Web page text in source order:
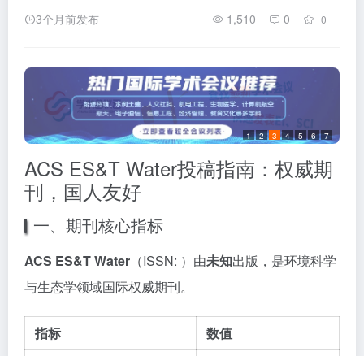
3个月前发布 1,510 0 0
1 2 3 4 5 6 7
ACS ES&T Water投稿指南：权威期
刊，国人友好
一、期刊核心指标
ACS ES&T Water （ISSN: ）由未知出版，是环境科学
与生态学领域国际权威期刊。
指标
数值